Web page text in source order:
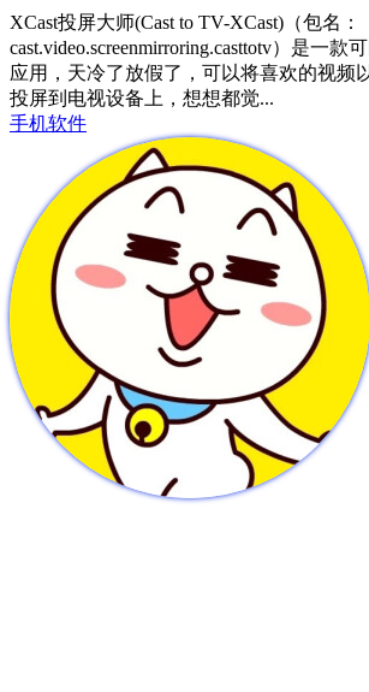
XCast投屏大师(Cast to TV-XCast)（包名：
cast.video.screenmirroring.casttotv）是一款
应用，天冷了放假了，可以将喜欢的视频
投屏到电视设备上，想想都觉...
手机软件